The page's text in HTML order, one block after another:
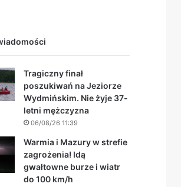
Tragiczny finał
poszukiwań na Jeziorze
Wydmińskim. Nie żyje 37-
letni mężczyzna
06/08/26 11:39
Warmia i Mazury w strefie
zagrożenia! Idą
gwałtowne burze i wiatr
do 100 km/h